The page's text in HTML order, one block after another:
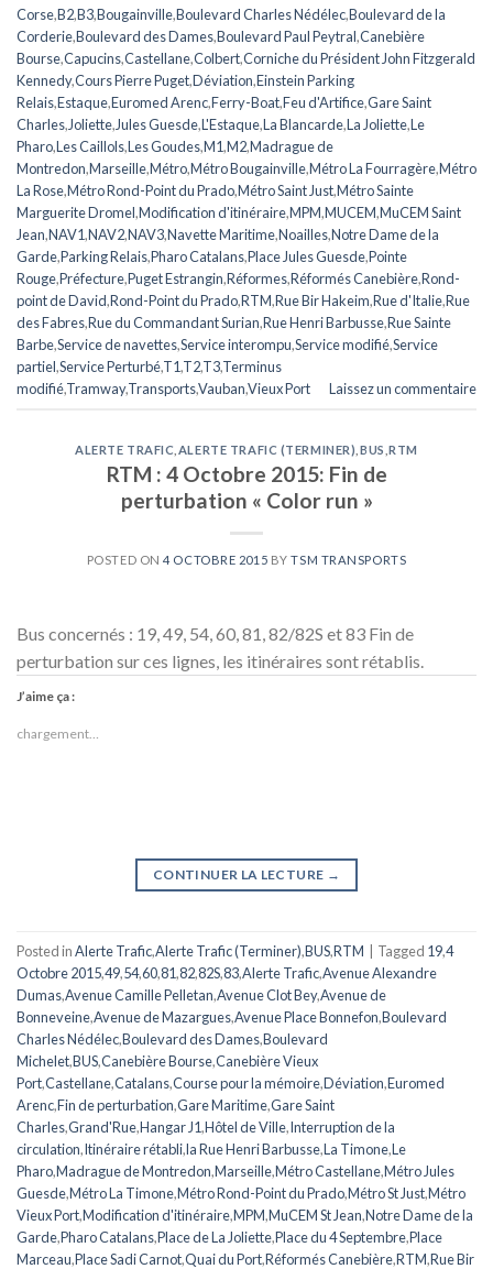
Corse,B2,B3,Bougainville,Boulevard Charles Nédélec,Boulevard de la
Corderie,Boulevard des Dames,Boulevard Paul Peytral,Canebière
Bourse,Capucins,Castellane,Colbert,Corniche du Président John Fitzgerald
Kennedy,Cours Pierre Puget,Déviation,Einstein Parking
Relais,Estaque,Euromed Arenc,Ferry-Boat,Feu d'Artifice,Gare Saint
Charles,Joliette,Jules Guesde,L'Estaque,La Blancarde,La Joliette,Le
Pharo,Les Caillols,Les Goudes,M1,M2,Madrague de
Montredon,Marseille,Métro,Métro Bougainville,Métro La Fourragère,Métro
La Rose,Métro Rond-Point du Prado,Métro Saint Just,Métro Sainte
Marguerite Dromel,Modification d'itinéraire,MPM,MUCEM,MuCEM Saint
Jean,NAV1,NAV2,NAV3,Navette Maritime,Noailles,Notre Dame de la
Garde,Parking Relais,Pharo Catalans,Place Jules Guesde,Pointe
Rouge,Préfecture,Puget Estrangin,Réformes,Réformés Canebière,Rond-
point de David,Rond-Point du Prado,RTM,Rue Bir Hakeim,Rue d'Italie,Rue
des Fabres,Rue du Commandant Surian,Rue Henri Barbusse,Rue Sainte
Barbe,Service de navettes,Service interompu,Service modifié,Service
partiel,Service Perturbé,T1,T2,T3,Terminus
modifié,Tramway,Transports,Vauban,Vieux Port Laissez un commentaire
ALERTE TRAFIC ALERTE TRAFIC (TERMINER) BUS ,RTM
RTM : 4 Octobre 2015: Fin de
perturbation « Color run »
POSTED ON4 OCTOBRE 2015 BYTSM TRANSPORTS
Bus concernés : 19, 49, 54, 60, 81, 82/82S et 83 Fin de
perturbation sur ces lignes, les itinéraires sont rétablis.
J’aime ça :
chargement…
CONTINUER LA LECTURE →
Posted inAlerte Trafic,Alerte Trafic (Terminer),BUS,RTM Tagged 19,4
Octobre 2015,49,54,60,81,82,82S,83,Alerte Trafic,Avenue Alexandre
Dumas,Avenue Camille Pelletan,Avenue Clot Bey,Avenue de
Bonneveine,Avenue de Mazargues,Avenue Place Bonnefon,Boulevard
Charles Nédélec,Boulevard des Dames,Boulevard
Michelet,BUS,Canebière Bourse,Canebière Vieux
Port,Castellane,Catalans,Course pour la mémoire,Déviation,Euromed
Arenc,Fin de perturbation,Gare Maritime,Gare Saint
Charles,Grand'Rue,Hangar J1,Hôtel de Ville,Interruption de la
circulation,Itinéraire rétabli,la Rue Henri Barbusse,La Timone,Le
Pharo,Madrague de Montredon,Marseille,Métro Castellane,Métro Jules
Guesde,Métro La Timone,Métro Rond-Point du Prado,Métro St Just,Métro
Vieux Port,Modification d'itinéraire,MPM,MuCEM St Jean,Notre Dame de la
Garde,Pharo Catalans,Place de La Joliette,Place du 4 Septembre,Place
Marceau,Place Sadi Carnot,Quai du Port,Réformés Canebière,RTM,Rue Bir